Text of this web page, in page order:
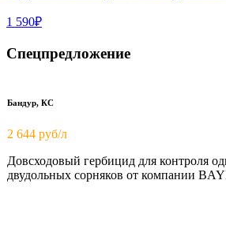
1 590₽
Спецпредложение
Бандур, КС
2 644 руб/л
Довсходовый гербицид для контроля
двудольных сорняков от компании